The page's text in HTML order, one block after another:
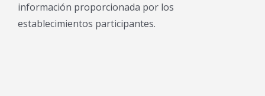
información proporcionada por los
establecimientos participantes.